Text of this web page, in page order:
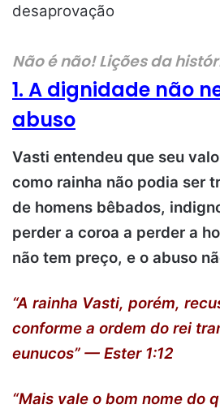
desaprovação
Não é não! Lições da
1. A dignidade não
abuso
Vasti entendeu que seu
como rainha não podia ser
de homens bêbados,
perder a coroa a perder a
não tem preço, e o abuso
“A rainha Vasti, porém,
conforme a ordem do rei
eunucos” — Ester 1:12
“Mais vale o bom nome do